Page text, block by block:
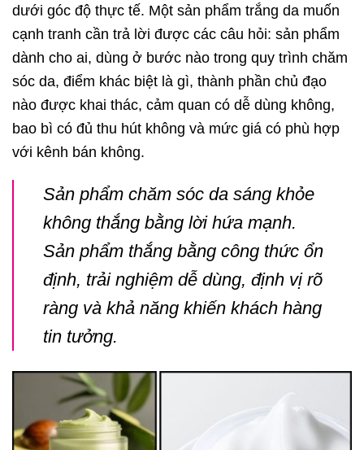
dưới góc độ thực tế. Một sản phẩm trắng da muốn
cạnh tranh cần trả lời được các câu hỏi: sản phẩm
dành cho ai, dùng ở bước nào trong quy trình chăm
sóc da, điểm khác biệt là gì, thành phần chủ đạo
nào được khai thác, cảm quan có dễ dùng không,
bao bì có đủ thu hút không và mức giá có phù hợp
với kênh bán không.
Sản phẩm chăm sóc da sáng khỏe
không thắng bằng lời hứa mạnh.
Sản phẩm thắng bằng công thức ổn
định, trải nghiệm dễ dùng, định vị rõ
ràng và khả năng khiến khách hàng
tin tưởng.